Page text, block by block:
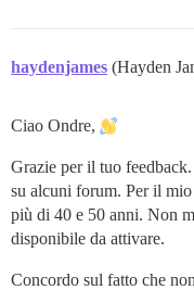
haydenjames (Hayden
Ciao Ondre,
Grazie per il tuo
su alcuni forum. Per il
più di 40 e 50 anni. Non
disponibile da attivare.
Concordo sul fatto che